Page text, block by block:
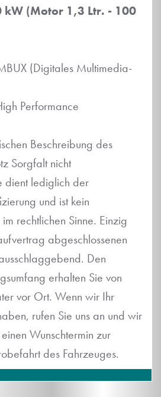
(Motor 1,3 Ltr. - 100
(Digitales Multimedia-
Performance
Beschreibung des
Sorgfalt nicht
dient lediglich der
und ist kein
rechtlichen Sinne. Einzig
abgeschlossenen
Den
erhalten Sie von
vor Ort. Wenn wir Ihr
rufen Sie uns an und wir
Wunschtermin zur
des Fahrzeuges.